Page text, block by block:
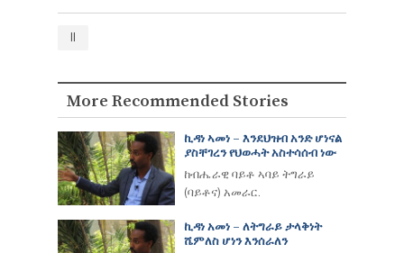
More Recommended Stories
ኪዳነ ኣመነ – እንደህዝብ አንድ ሆነናል
ያስቸገረን የህወሓት አስተሳሰብ ነው
ከብሔራዊ ባይቶ ኣባይ ትግራይ
(ባይቶና) አመራር.
ኪዳነ አመነ – ለትግራይ ታላቅነት
ሼምለስ ሆነን እንሰራለን